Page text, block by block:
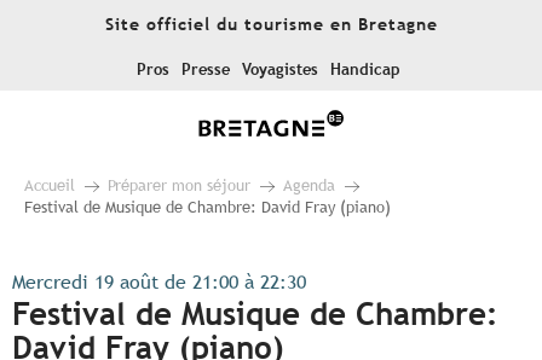
Site officiel du tourisme en Bretagne
Pros Presse Voyagistes Handicap
Accueil Préparer mon séjour
Agenda
Festival de Musique de Chambre: David Fray (piano)
Mercredi 19 août de 21:00 à 22:30
Festival de Musique de Chambre:
David Fray (piano)